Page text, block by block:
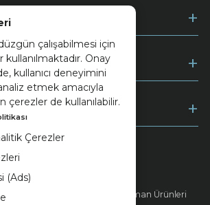
çalışabilmesi için
Onay
kullanıcı deneyimini
etmek amacıyla
çerezler de kullanılabilir.
Çerezler
(Ads)
Kvkk ve Çerez Politikası
Turizm Enerji Seramik Orman Ürünleri